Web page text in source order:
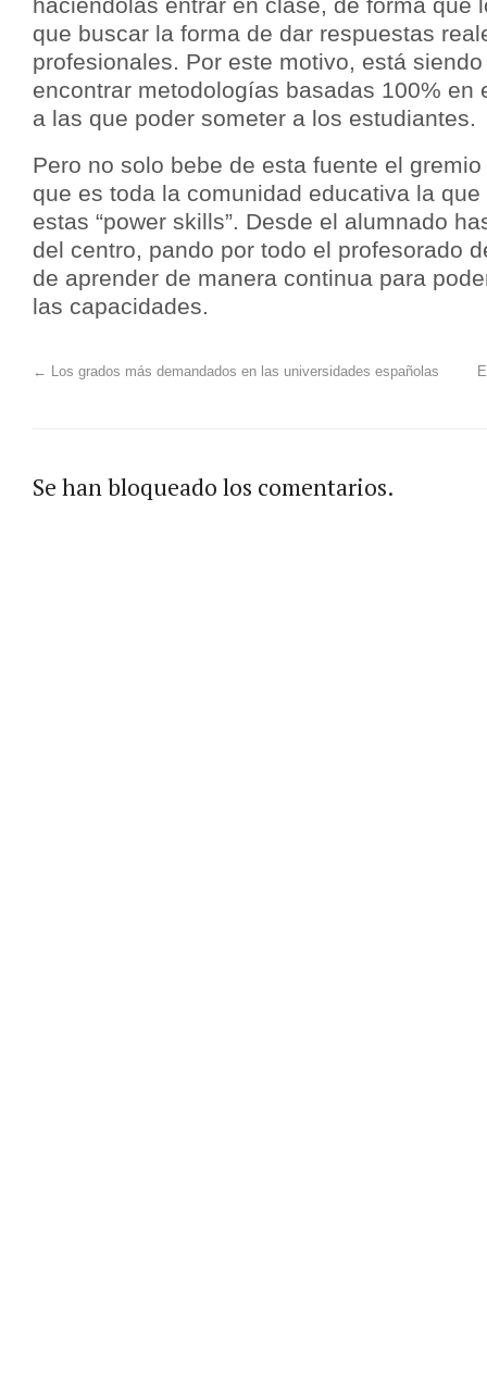
haciéndolas entrar en clase, de forma que
que buscar la forma de dar respuestas
profesionales. Por este motivo, está
encontrar metodologías basadas 100% en
a las que poder someter a los estudiantes.
Pero no solo bebe de esta fuente el
que es toda la comunidad educativa la
estas “power skills”. Desde el alumnado
del centro, pando por todo el profesorado
de aprender de manera continua para
las capacidades.
← Los grados más demandados en las universidades españolas
Se han bloqueado los comentarios.